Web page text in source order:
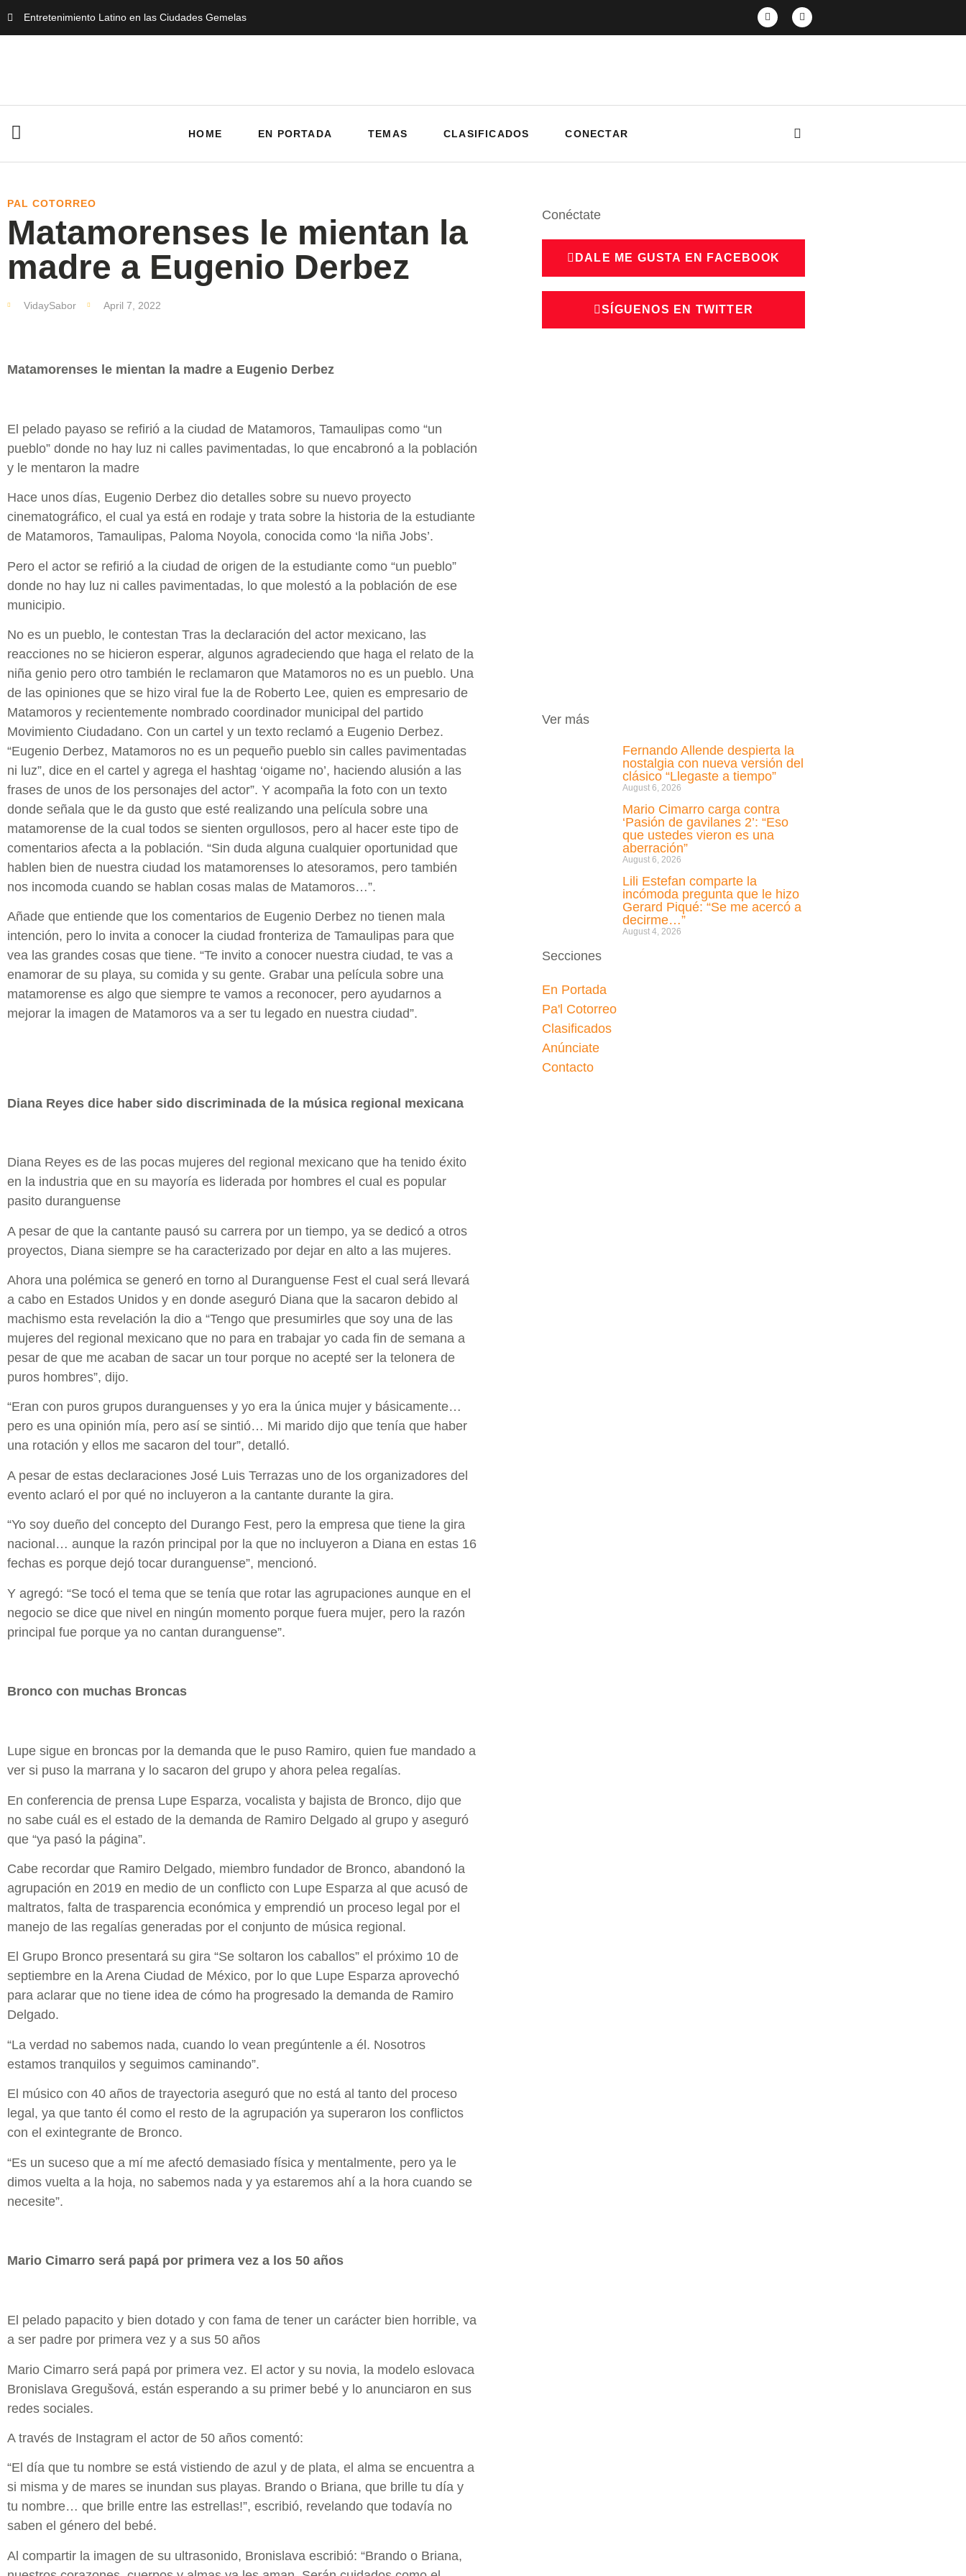
Entretenimiento Latino en las Ciudades Gemelas
HOME EN PORTADA TEMAS CLASIFICADOS CONECTAR
PAL COTORREO
Matamorenses le mientan la
madre a Eugenio Derbez
VidaySabor April 7, 2022
Matamorenses le mientan la madre a Eugenio Derbez
El pelado payaso se refirió a la ciudad de Matamoros, Tamaulipas como “un
pueblo” donde no hay luz ni calles pavimentadas, lo que encabronó a la población
y le mentaron la madre
Hace unos días, Eugenio Derbez dio detalles sobre su nuevo proyecto
cinematográfico, el cual ya está en rodaje y trata sobre la historia de la estudiante
de Matamoros, Tamaulipas, Paloma Noyola, conocida como ‘la niña Jobs’.
Pero el actor se refirió a la ciudad de origen de la estudiante como “un pueblo”
donde no hay luz ni calles pavimentadas, lo que molestó a la población de ese
municipio.
No es un pueblo, le contestan Tras la declaración del actor mexicano, las
reacciones no se hicieron esperar, algunos agradeciendo que haga el relato de la
niña genio pero otro también le reclamaron que Matamoros no es un pueblo. Una
de las opiniones que se hizo viral fue la de Roberto Lee, quien es empresario de
Matamoros y recientemente nombrado coordinador municipal del partido
Movimiento Ciudadano. Con un cartel y un texto reclamó a Eugenio Derbez.
“Eugenio Derbez, Matamoros no es un pequeño pueblo sin calles pavimentadas
ni luz”, dice en el cartel y agrega el hashtag ‘oigame no’, haciendo alusión a las
frases de unos de los personajes del actor”. Y acompaña la foto con un texto
donde señala que le da gusto que esté realizando una película sobre una
matamorense de la cual todos se sienten orgullosos, pero al hacer este tipo de
comentarios afecta a la población. “Sin duda alguna cualquier oportunidad que
hablen bien de nuestra ciudad los matamorenses lo atesoramos, pero también
nos incomoda cuando se hablan cosas malas de Matamoros…”.
Añade que entiende que los comentarios de Eugenio Derbez no tienen mala
intención, pero lo invita a conocer la ciudad fronteriza de Tamaulipas para que
vea las grandes cosas que tiene. “Te invito a conocer nuestra ciudad, te vas a
enamorar de su playa, su comida y su gente. Grabar una película sobre una
matamorense es algo que siempre te vamos a reconocer, pero ayudarnos a
mejorar la imagen de Matamoros va a ser tu legado en nuestra ciudad”.
Diana Reyes dice haber sido discriminada de la música regional mexicana
Diana Reyes es de las pocas mujeres del regional mexicano que ha tenido éxito
en la industria que en su mayoría es liderada por hombres el cual es popular
pasito duranguense
A pesar de que la cantante pausó su carrera por un tiempo, ya se dedicó a otros
proyectos, Diana siempre se ha caracterizado por dejar en alto a las mujeres.
Ahora una polémica se generó en torno al Duranguense Fest el cual será llevará
a cabo en Estados Unidos y en donde aseguró Diana que la sacaron debido al
machismo esta revelación la dio a “Tengo que presumirles que soy una de las
mujeres del regional mexicano que no para en trabajar yo cada fin de semana a
pesar de que me acaban de sacar un tour porque no acepté ser la telonera de
puros hombres”, dijo.
“Eran con puros grupos duranguenses y yo era la única mujer y básicamente…
pero es una opinión mía, pero así se sintió… Mi marido dijo que tenía que haber
una rotación y ellos me sacaron del tour”, detalló.
A pesar de estas declaraciones José Luis Terrazas uno de los organizadores del
evento aclaró el por qué no incluyeron a la cantante durante la gira.
“Yo soy dueño del concepto del Durango Fest, pero la empresa que tiene la gira
nacional… aunque la razón principal por la que no incluyeron a Diana en estas 16
fechas es porque dejó tocar duranguense”, mencionó.
Y agregó: “Se tocó el tema que se tenía que rotar las agrupaciones aunque en el
negocio se dice que nivel en ningún momento porque fuera mujer, pero la razón
principal fue porque ya no cantan duranguense”.
Bronco con muchas Broncas
Lupe sigue en broncas por la demanda que le puso Ramiro, quien fue mandado a
ver si puso la marrana y lo sacaron del grupo y ahora pelea regalías.
En conferencia de prensa Lupe Esparza, vocalista y bajista de Bronco, dijo que
no sabe cuál es el estado de la demanda de Ramiro Delgado al grupo y aseguró
que “ya pasó la página”.
Cabe recordar que Ramiro Delgado, miembro fundador de Bronco, abandonó la
agrupación en 2019 en medio de un conflicto con Lupe Esparza al que acusó de
maltratos, falta de trasparencia económica y emprendió un proceso legal por el
manejo de las regalías generadas por el conjunto de música regional.
El Grupo Bronco presentará su gira “Se soltaron los caballos” el próximo 10 de
septiembre en la Arena Ciudad de México, por lo que Lupe Esparza aprovechó
para aclarar que no tiene idea de cómo ha progresado la demanda de Ramiro
Delgado.
“La verdad no sabemos nada, cuando lo vean pregúntenle a él. Nosotros
estamos tranquilos y seguimos caminando”.
El músico con 40 años de trayectoria aseguró que no está al tanto del proceso
legal, ya que tanto él como el resto de la agrupación ya superaron los conflictos
con el exintegrante de Bronco.
“Es un suceso que a mí me afectó demasiado física y mentalmente, pero ya le
dimos vuelta a la hoja, no sabemos nada y ya estaremos ahí a la hora cuando se
necesite”.
Mario Cimarro será papá por primera vez a los 50 años
El pelado papacito y bien dotado y con fama de tener un carácter bien horrible, va
a ser padre por primera vez y a sus 50 años
Mario Cimarro será papá por primera vez. El actor y su novia, la modelo eslovaca
Bronislava Gregušová, están esperando a su primer bebé y lo anunciaron en sus
redes sociales.
A través de Instagram el actor de 50 años comentó:
“El día que tu nombre se está vistiendo de azul y de plata, el alma se encuentra a
si misma y de mares se inundan sus playas. Brando o Briana, que brille tu día y
tu nombre… que brille entre las estrellas!”, escribió, revelando que todavía no
saben el género del bebé.
Al compartir la imagen de su ultrasonido, Bronislava escribió: “Brando o Briana,
Conéctate
DALE ME GUSTA EN FACEBOOK
SÍGUENOS EN TWITTER
Ver más
Fernando Allende despierta la
nostalgia con nueva versión del
clásico “Llegaste a tiempo”
August 6, 2026
Mario Cimarro carga contra
‘Pasión de gavilanes 2’: “Eso
que ustedes vieron es una
aberración”
August 6, 2026
Lili Estefan comparte la
incómoda pregunta que le hizo
Gerard Piqué: “Se me acercó a
decirme…”
August 4, 2026
Secciones
En Portada
Pa'l Cotorreo
Clasificados
Anúnciate
Contacto